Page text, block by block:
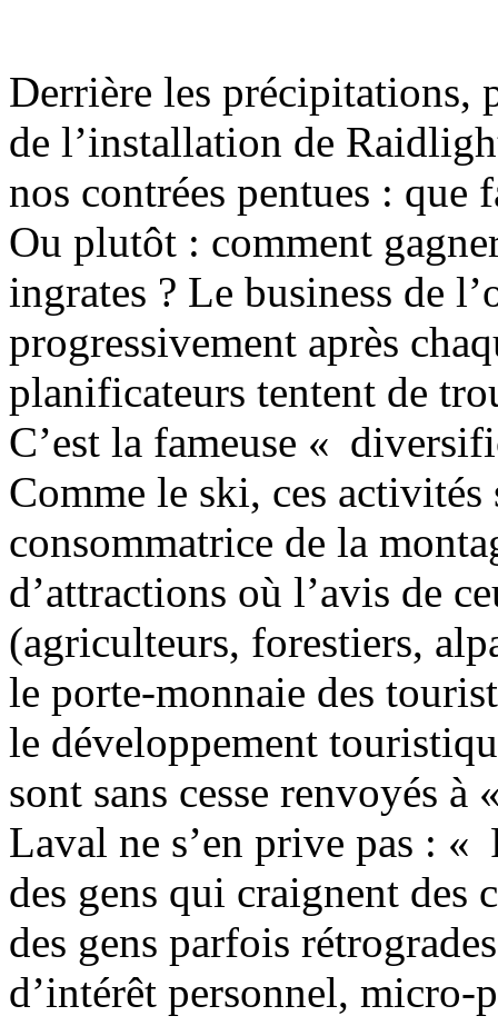
Derrière les précipitations,
de l’installation de
nos contrées pentues : que
Ou plutôt : comment
ingrates ? Le business de
progressivement après
planificateurs tentent de
C’est la fameuse «
Comme le ski, ces
consommatrice de la
d’attractions où l’avis de
(agriculteurs, forestiers,
le porte-monnaie des
le développement
sont sans cesse renvoyés
Laval ne s’en prive pas :
des gens qui craignent des
des gens parfois
d’intérêt personnel, micro-